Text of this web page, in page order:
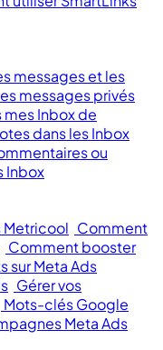
messages et les
messages privés
mes Inbox de
dans les Inbox
ou
Inbox
Metricool Comment
Comment booster
sur Meta Ads
Gérer vos
Mots-clés Google
Meta Ads